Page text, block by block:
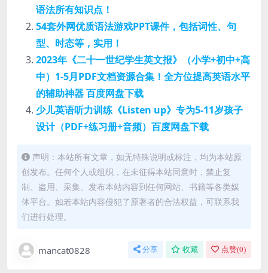
语法所有知识点！
54套外网优质语法游戏PPT课件，包括词性、句
型、时态等，实用！
2023年《二十一世纪学生英文报》（小学+初中+高
中）1-5月PDF文档资源合集！全方位提高英语水平
的辅助神器 百度网盘下载
少儿英语听力训练《Listen up》专为5-11岁孩子
设计（PDF+练习册+音频）百度网盘下载
声明：本站所有文章，如无特殊说明或标注，均为本站原
创发布。任何个人或组织，在未征得本站同意时，禁止复
制、盗用、采集、发布本站内容到任何网站、书籍等各类媒
体平台。如若本站内容侵犯了原著者的合法权益，可联系我
们进行处理。
mancat0828 分享 收藏 点赞(0)